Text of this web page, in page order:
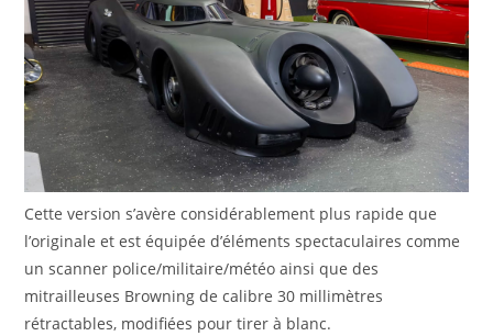
Cette version s’avère considérablement plus rapide que
l’originale et est équipée d’éléments spectaculaires comme
un scanner police/militaire/météo ainsi que des
mitrailleuses Browning de calibre 30 millimètres
rétractables, modifiées pour tirer à blanc.